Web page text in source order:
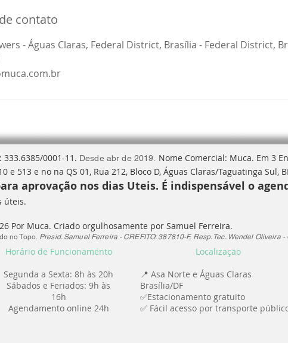
contato
- Águas Claras, Federal District, Brasília - Federal District,
333.6385/0001-11. Desde abr de 2019. Nome Comercial: Muca. Em 3
e 513 e no na QS 01, Rua 212, Bloco D, Águas Claras/Taguatinga Sul,
aprovação nos dias Uteis. É indispensável o
úteis.
Por Muca. Criado orgulhosamente por Samuel Ferreira.
no Topo. Presid. Samuel Ferreira - CREFITO: 387810-F, Resp. Tec. Wendel Oliveira -
Horário de Funcionamento
Segunda a Sexta: 8h às 20h
Sábados e Feriados: 9h às
16h
Agendamento online 24h
Localização
📍 Asa Norte e Águas Claras
Brasília/DF
✅Estacionamento gratuito
✅ Fácil acesso por transporte